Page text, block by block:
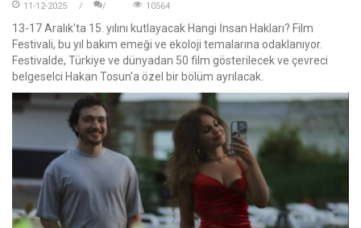
11-12-2025 10564
13-17 Aralık'ta 15. yılını kutlayacak Hangi İnsan Hakları? Film
Festivali, bu yıl bakım emeği ve ekoloji temalarına odaklanıyor.
Festivalde, Türkiye ve dünyadan 50 film gösterilecek ve çevreci
belgeselci Hakan Tosun'a özel bir bölüm ayrılacak.